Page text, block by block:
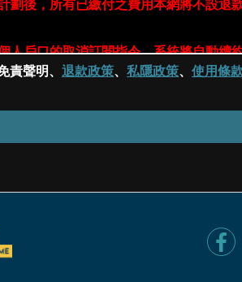
聲明、 退款政策、 私隱政策、 使用條